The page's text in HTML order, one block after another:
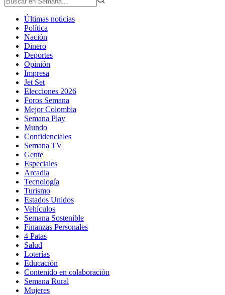
Últimas noticias
Política
Nación
Dinero
Deportes
Opinión
Impresa
Jet Set
Elecciones 2026
Foros Semana
Mejor Colombia
Semana Play
Mundo
Confidenciales
Semana TV
Gente
Especiales
Arcadia
Tecnología
Turismo
Estados Unidos
Vehículos
Semana Sostenible
Finanzas Personales
4 Patas
Salud
Loterías
Educación
Contenido en colaboración
Semana Rural
Mujeres